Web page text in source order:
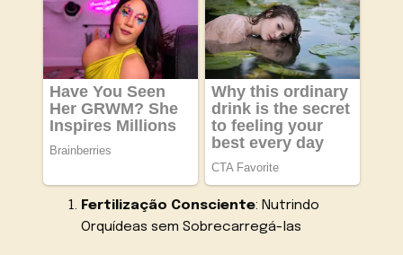
Fertilização Consciente: Nutrindo
Orquídeas sem Sobrecarregá-las